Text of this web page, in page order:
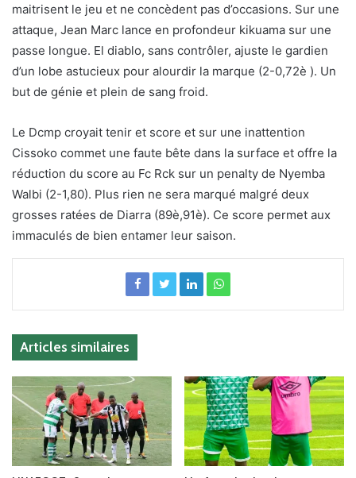
maitrisent le jeu et ne concèdent pas d’occasions. Sur une
attaque, Jean Marc lance en profondeur kikuama sur une
passe longue. El diablo, sans contrôler, ajuste le gardien
d’un lobe astucieux pour alourdir la marque (2-0,72è ). Un
but de génie et plein de sang froid.
Le Dcmp croyait tenir et score et sur une inattention
Cissoko commet une faute bête dans la surface et offre la
réduction du score au Fc Rck sur un penalty de Nyemba
Walbi (2-1,80). Plus rien ne sera marqué malgré deux
grosses ratées de Diarra (89è,91è). Ce score permet aux
immaculés de bien entamer leur saison.
Articles similaires